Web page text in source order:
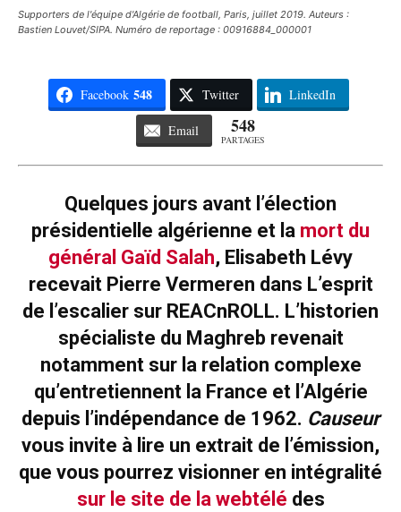
Supporters de l'équipe d'Algérie de football, Paris, juillet 2019. Auteurs :
Bastien Louvet/SIPA. Numéro de reportage : 00916884_000001
Facebook 548 Twitter LinkedIn
Email 548
PARTAGES
Quelques jours avant l’élection
présidentielle algérienne et la mort du
général Gaïd Salah, Elisabeth Lévy
recevait Pierre Vermeren dans L’esprit
de l’escalier sur REACnROLL. L’historien
spécialiste du Maghreb revenait
notamment sur la relation complexe
qu’entretiennent la France et l’Algérie
depuis l’indépendance de 1962. Causeur
vous invite à lire un extrait de l’émission,
que vous pourrez visionner en intégralité
sur le site de la webtélé des